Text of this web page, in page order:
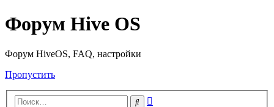
Форум Hive OS
Форум HiveOS, FAQ, настройки
Пропустить
Поиск